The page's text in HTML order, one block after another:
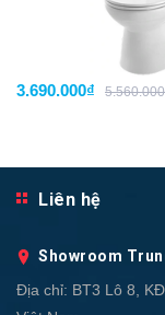
3.690.000₫
Liên hệ
Showroom
Địa chỉ: BT3 Lô 8,